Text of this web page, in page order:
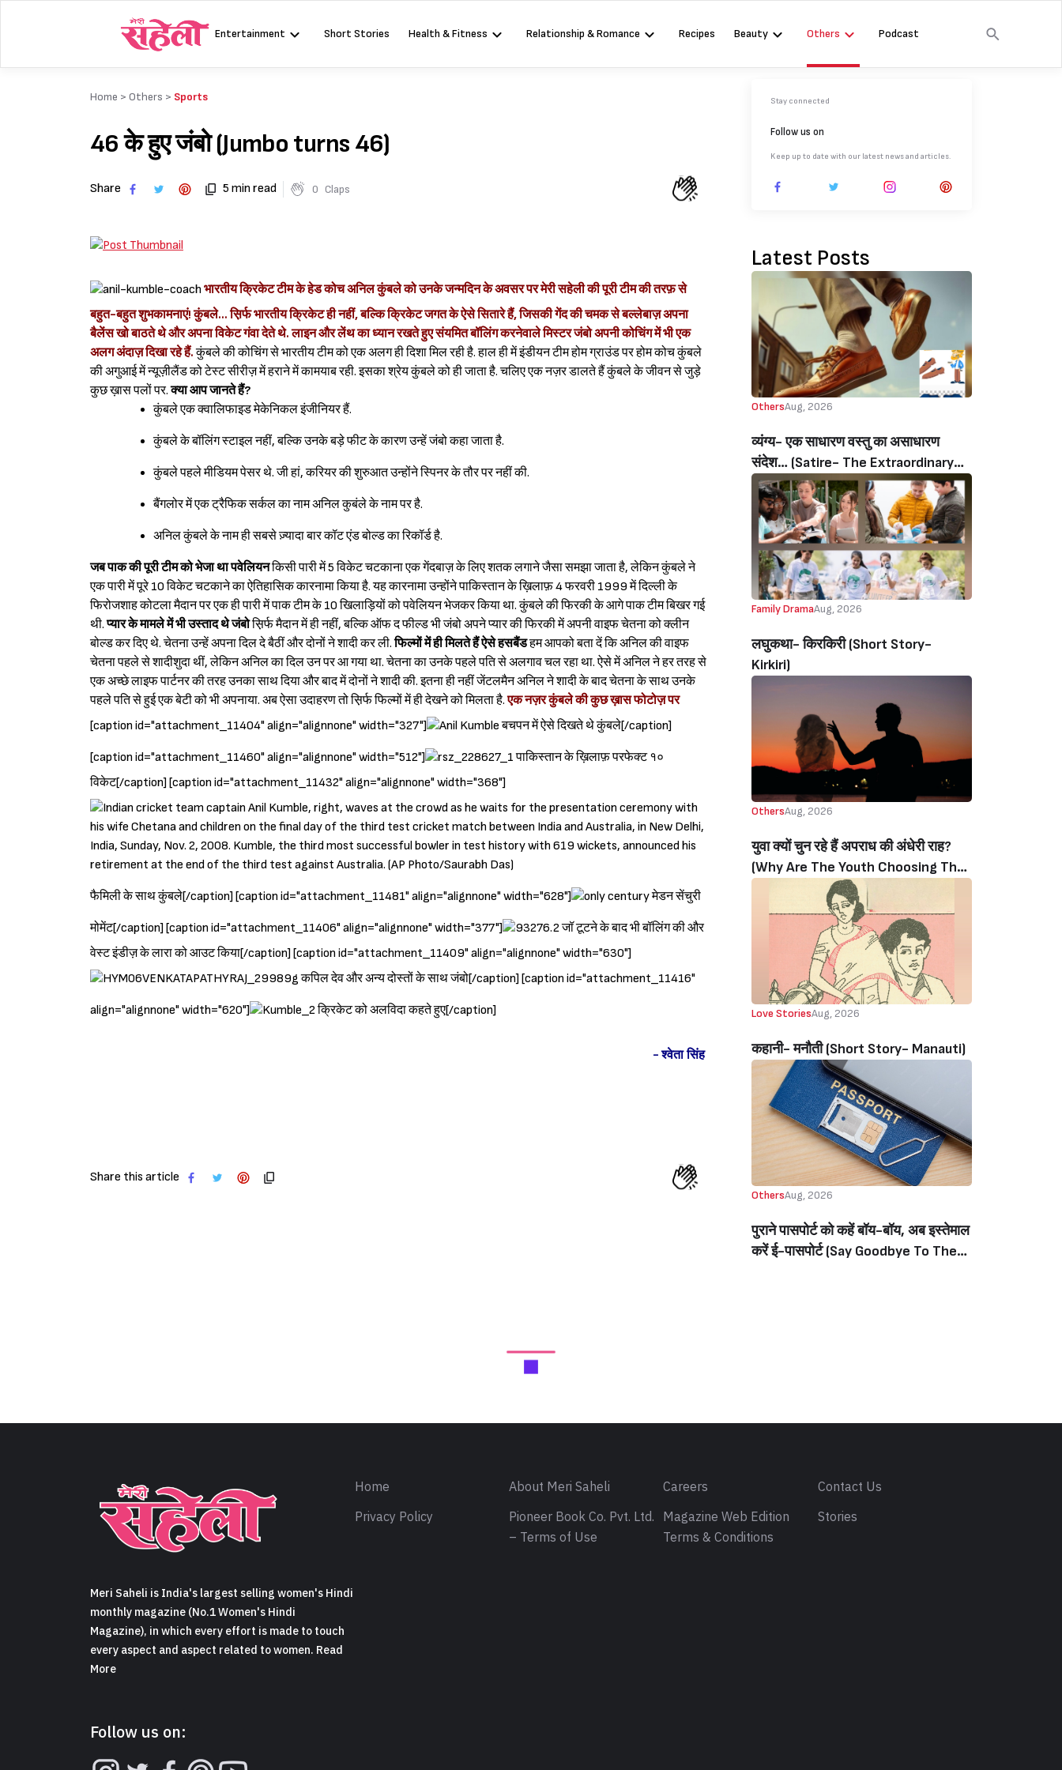
Sign in
Entertainment Short Stories Health & Fitness Relationship & Romance Recipes Beauty Others Podcast
Home > Others > Sports
46 के हुए जंबो (Jumbo turns 46)
Share 5 min read 0 Claps
भारतीय क्रिकेट टीम के हेड कोच अनिल कुंबले को उनके जन्मदिन के अवसर पर मेरी सहेली की पूरी टीम की तरफ़ से
बहुत-बहुत शुभकामनाएं! कुंबले... स़िर्फ भारतीय क्रिकेट ही नहीं, बल्कि क्रिकेट जगत के ऐसे सितारे हैं, जिसकी गेंद की चमक से बल्लेबाज़ अपना
बैलेंस खो बाठते थे और अपना विकेट गंवा देते थे. लाइन और लेंथ का ध्यान रखते हुए संयमित बॉलिंग करनेवाले मिस्टर जंबो अपनी कोचिंग में भी एक
अलग अंदाज़ दिखा रहे हैं. कुंबले की कोचिंग से भारतीय टीम को एक अलग ही दिशा मिल रही है. हाल ही में इंडीयन टीम होम ग्राउंड पर होम कोच कुंबले
की अगुआई में न्यूज़ीलैंड को टेस्ट सीरीज़ में हराने में कामयाब रही. इसका श्रेय कुंबले को ही जाता है. चलिए एक नज़र डालते हैं कुंबले के जीवन से जुड़े
कुछ ख़ास पलों पर.क्या आप जानते हैं?
कुंबले एक क्वालिफाइड मेकेनिकल इंजीनियर हैं.
कुंबले के बॉलिंग स्टाइल नहीं, बल्कि उनके बड़े फीट के कारण उन्हें जंबो कहा जाता है.
कुंबले पहले मीडियम पेसर थे. जी हां, करियर की शुरुआत उन्होंने स्पिनर के तौर पर नहीं की.
बैंगलोर में एक ट्रैफिक सर्कल का नाम अनिल कुबंले के नाम पर है.
अनिल कुंबले के नाम ही सबसे ज़्यादा बार कॉट एंड बोल्ड का रिकॉर्ड है.
जब पाक की पूरी टीम को भेजा था पवेलियनकिसी पारी में 5 विकेट चटकाना एक गेंदबाज़ के लिए शतक लगाने जैसा समझा जाता है, लेकिन कुंबले ने
एक पारी में पूरे 10 विकेट चटकाने का ऐतिहासिक कारनामा किया है. यह कारनामा उन्होंने पाकिस्तान के ख़िलाफ़ 4 फरवरी 1999 में दिल्ली के
फिरोजशाह कोटला मैदान पर एक ही पारी में पाक टीम के 10 खिलाड़ियों को पवेलियन भेजकर किया था. कुंबले की फिरकी के आगे पाक टीम बिखर गई
थी.प्यार के मामले में भी उस्ताद थे जंबोस़िर्फ मैदान में ही नहीं, बल्कि ऑफ द फील्ड भी जंबो अपने प्यार की फिरकी में अपनी वाइफ चेतना को क्लीन
बोल्ड कर दिए थे. चेतना उन्हें अपना दिल दे बैठीं और दोनों ने शादी कर ली.फिल्मों में ही मिलते हैं ऐसे हसबैंडहम आपको बता दें कि अनिल की वाइफ
चेतना पहले से शादीशुदा थीं, लेकिन अनिल का दिल उन पर आ गया था. चेतना का उनके पहले पति से अलगाव चल रहा था. ऐसे में अनिल ने हर तरह से
एक अच्छे लाइफ पार्टनर की तरह उनका साथ दिया और बाद में दोनों ने शादी की. इतना ही नहीं जेंटलमैन अनिल ने शादी के बाद चेतना के साथ उनके
पहले पति से हुई एक बेटी को भी अपनाया. अब ऐसा उदाहरण तो स़िर्फ फिल्मों में ही देखने को मिलता है.एक नज़र कुंबले की कुछ ख़ास फोटोज़ पर
[caption id="attachment_11404" align="alignnone" width="327"]
बचपन में ऐसे दिखते थे कुंबले[/caption]
[caption id="attachment_11460" align="alignnone" width="512"]
पाकिस्तान के ख़िलाफ़ परफेक्ट १०
विकेट[/caption] [caption id="attachment_11432" align="alignnone" width="368"]
फैमिली के साथ कुंबले[/caption] [caption id="attachment_11481" align="alignnone" width="628"] मेडन सेंचुरी
मोमेंट[/caption] [caption id="attachment_11406" align="alignnone" width="377"]
जॉ टूटने के बाद भी बॉलिंग की और
वेस्ट इंडीज़ के लारा को आउट किया[/caption] [caption id="attachment_11409" align="alignnone" width="630"]
कपिल देव और अन्य दोस्तों के साथ जंबो[/caption] [caption id="attachment_11416"
align="alignnone" width="620"] क्रिकेट को अलविदा कहते हुए[/caption]
- श्वेता सिंह
Share this article
Stay connected
Follow us on
Keep up to date with our latest news and articles.
Latest Posts
OthersAug, 2026
व्यंग्य- एक साधारण वस्तु का असाधारण
संदेश… (Satire- The Extraordinary
Message Of An Ordinary Object…)
Family DramaAug, 2026
लघुकथा- किरकिरी (Short Story-
Kirkiri)
OthersAug, 2026
युवा क्यों चुन रहे हैं अपराध की अंधेरी राह?
(Why Are The Youth Choosing The
Dark Path Of Crime?)
Love StoriesAug, 2026
कहानी- मनौती (Short Story- Manauti)
OthersAug, 2026
पुराने पासपोर्ट को कहें बॉय-बॉय, अब इस्तेमाल
करें ई-पासपोर्ट (Say Goodbye To The
Meri Saheli is India's largest selling women's Hindi
monthly magazine (No.1 Women's Hindi
Magazine), in which every effort is made to touch
every aspect and aspect related to women. Read
More
Follow us on:
Home About Meri Saheli Careers
Contact Us
Privacy Policy
Pioneer Book Co. Pvt. Ltd.
– Terms of Use
Magazine Web Edition
Terms & Conditions
Stories